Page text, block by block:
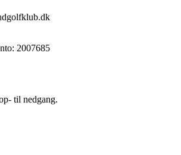
2007685
til nedgang.